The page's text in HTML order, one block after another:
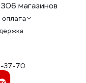
306 магазинов
37-70